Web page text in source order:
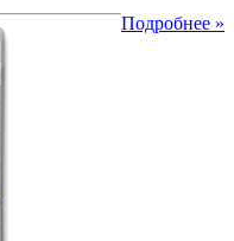
Подробнее »